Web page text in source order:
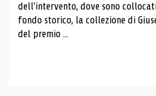
dell'intervento, dove sono
fondo storico, la collezione di
del premio ...